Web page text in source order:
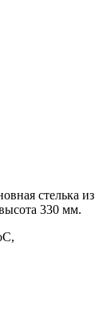
стелька из
330 мм.